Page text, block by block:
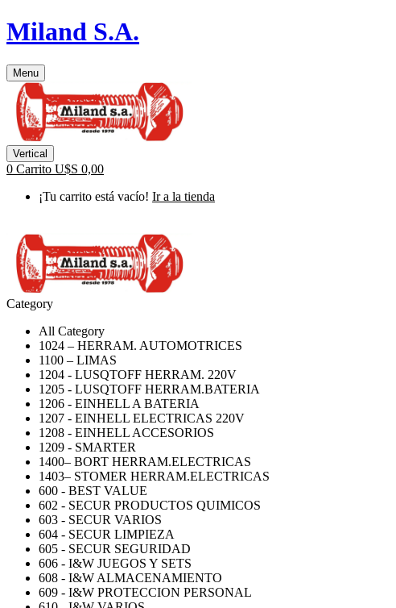
Miland S.A.
Menu
Vertical
0 Carrito U$S 0,00
¡Tu carrito está vacío! Ir a la tienda
Category
All Category
1024 – HERRAM. AUTOMOTRICES
1100 – LIMAS
1204 - LUSQTOFF HERRAM. 220V
1205 - LUSQTOFF HERRAM.BATERIA
1206 - EINHELL A BATERIA
1207 - EINHELL ELECTRICAS 220V
1208 - EINHELL ACCESORIOS
1209 - SMARTER
1400– BORT HERRAM.ELECTRICAS
1403– STOMER HERRAM.ELECTRICAS
600 - BEST VALUE
602 - SECUR PRODUCTOS QUIMICOS
603 - SECUR VARIOS
604 - SECUR LIMPIEZA
605 - SECUR SEGURIDAD
606 - I&W JUEGOS Y SETS
608 - I&W ALMACENAMIENTO
609 - I&W PROTECCION PERSONAL